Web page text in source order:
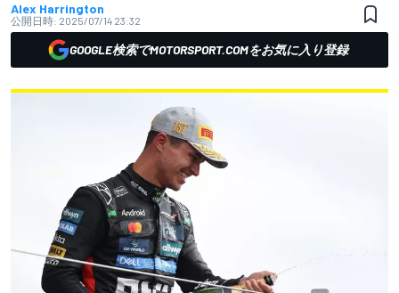
Alex Harrington
公開日時: 2025/07/14 23:32
GOOGLE検索でMOTORSPORT.COMをお気に入り登録